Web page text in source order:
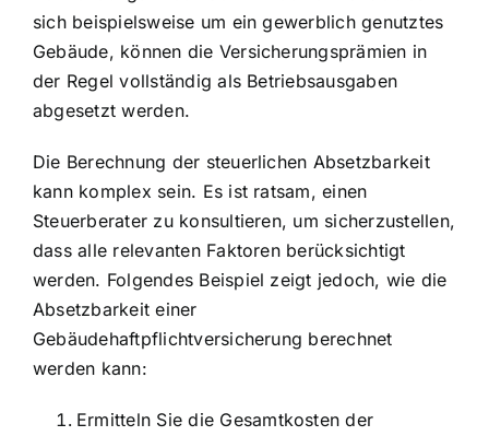
sich beispielsweise um ein gewerblich genutztes
Gebäude, können die Versicherungsprämien in
der Regel vollständig als Betriebsausgaben
abgesetzt werden.
Die Berechnung der steuerlichen Absetzbarkeit
kann komplex sein. Es ist ratsam, einen
Steuerberater zu konsultieren, um sicherzustellen,
dass alle relevanten Faktoren berücksichtigt
werden. Folgendes Beispiel zeigt jedoch, wie die
Absetzbarkeit einer
Gebäudehaftpflichtversicherung berechnet
werden kann:
Ermitteln Sie die Gesamtkosten der